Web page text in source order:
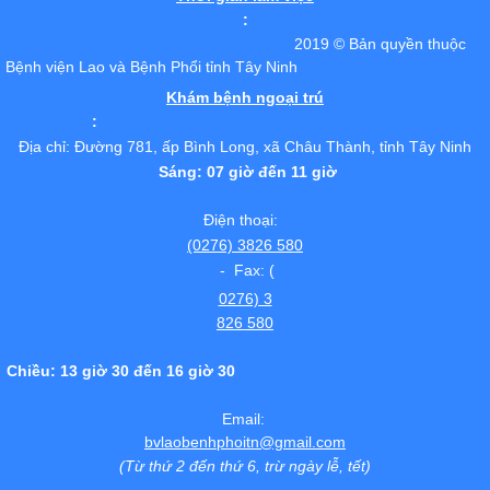
:
2019 © Bản quyền thuộc
Bệnh viện Lao và Bệnh Phổi tỉnh Tây Ninh
Khám bệnh ngoại trú
:
Địa chỉ: Đường 781, ấp Bình Long, xã Châu Thành, tỉnh Tây Ninh
Sáng: 07 giờ đến 11 giờ
Điện thoại:
(0276) 3826 580
- Fax: (
0276) 3
826 580
Chiều: 13 giờ 30 đến 16 giờ 30
Email:
bvlaobenhphoitn@gmail.com
(Từ thứ 2 đến thứ 6, trừ ngày lễ, tết)